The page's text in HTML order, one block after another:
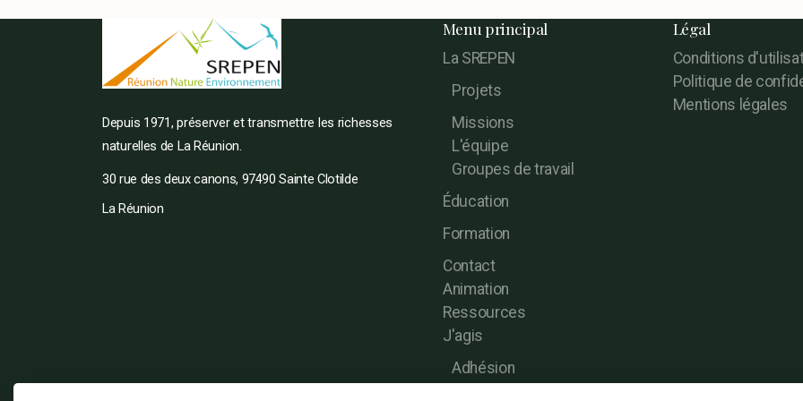
Depuis 1971, préserver et transmettre les richesses
naturelles de La Réunion.
30 rue des deux canons, 97490 Sainte Clotilde
La Réunion
Menu principal
La SREPEN
Projets
Missions
L'équipe
Groupes de travail
Éducation
Formation
Contact
Animation
Ressources
J'agis
Adhésion
Légal
Conditions
Politique de
Mentions légales